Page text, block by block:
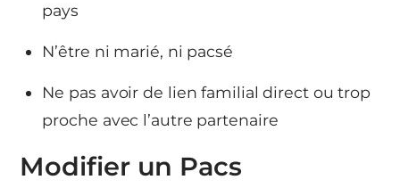
pays
N’être ni marié, ni pacsé
Ne pas avoir de lien familial direct ou trop
proche avec l’autre partenaire
Modifier un Pacs